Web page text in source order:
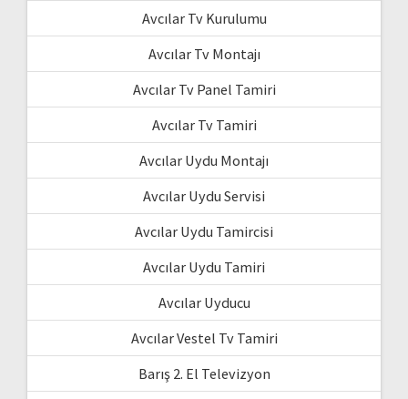
Avcılar Tv Kurulumu
Avcılar Tv Montajı
Avcılar Tv Panel Tamiri
Avcılar Tv Tamiri
Avcılar Uydu Montajı
Avcılar Uydu Servisi
Avcılar Uydu Tamircisi
Avcılar Uydu Tamiri
Avcılar Uyducu
Avcılar Vestel Tv Tamiri
Barış 2. El Televizyon